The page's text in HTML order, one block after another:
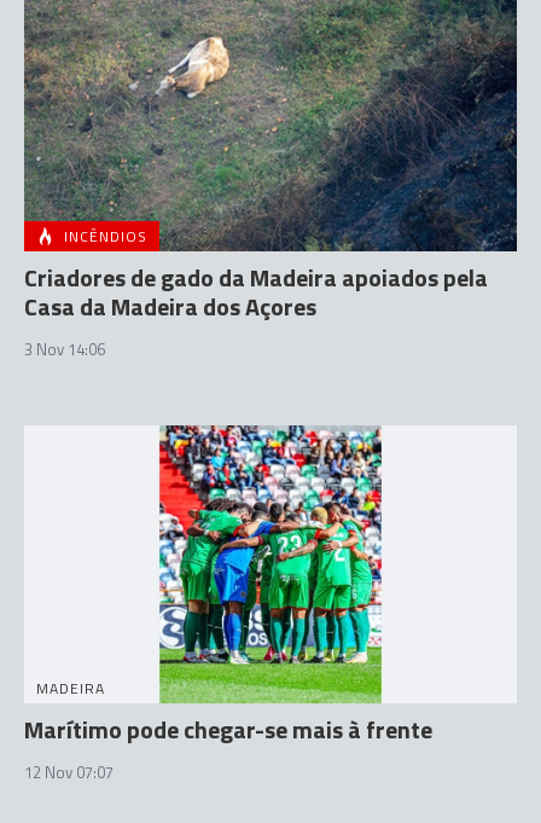
INCÊNDIOS
Criadores de gado da Madeira apoiados pela
Casa da Madeira dos Açores
3 Nov 14:06
MADEIRA
Marítimo pode chegar-se mais à frente
12 Nov 07:07